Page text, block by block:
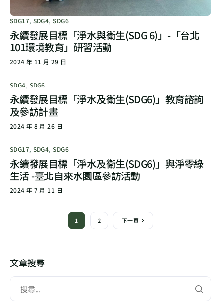
SDG17,SDG4,SDG6
永續發展目標「淨水與衛生(SDG 6)」-「台北
101環境教育」研習活動
2024 年 11 月 29 日
SDG4, SDG6
永續發展目標「淨水及衛生(SDG6)」教育諮詢
及參訪計畫
2024 年 8 月 26 日
SDG17,SDG4,SDG6
永續發展目標「淨水及衛生(SDG6)」與淨零綠
生活 -臺北自來水園區參訪活動
2024 年 7 月 11 日
1 2 下一頁
文章搜尋